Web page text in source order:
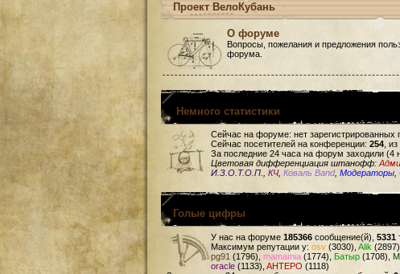
Проект ВелоКубань
О форуме
Вопросы, пожелания и предложения
форума.
Немного статистики
Сейчас на форуме: нет зарегистрированных
Сейчас посетителей на конференции: 254 ,
За последние 24 часа на форум заходили (4
Цветовая дифференциация штанофф:
И.З.О.Т.О.П.
КЧ, Коваль Band, Модераторы
Голые цифры
У нас на форуме 185366 сообщение(й), 5331
Максимум репутации у: osv (3030), Alik (2897),
pg91 (1796), mamamia (1774), Батыр (1708),
oracle (1133), AHTEPO (1118)